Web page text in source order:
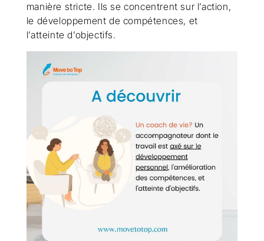
manière stricte. Ils se concentrent sur l’action,
le développement de compétences, et
l’atteinte d’objectifs.